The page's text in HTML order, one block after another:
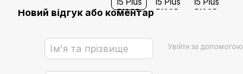
Новий відгук або коментар
Увійти за допомогою